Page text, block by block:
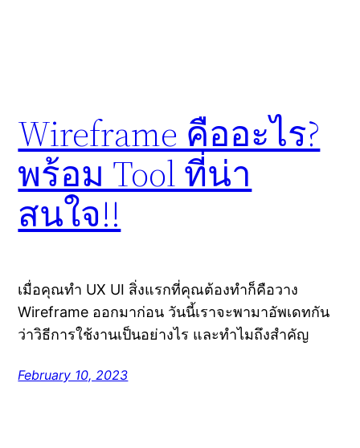
Wireframe คืออะไร?
พร้อม Tool ที่น่า
สนใจ!!
เมื่อคุณทำ UX UI สิ่งแรกที่คุณต้องทำก็คือวาง
Wireframe ออกมาก่อน วันนี้เราจะพามาอัพเดทกัน
ว่าวิธีการใช้งานเป็นอย่างไร และทำไมถึงสำคัญ
February 10, 2023